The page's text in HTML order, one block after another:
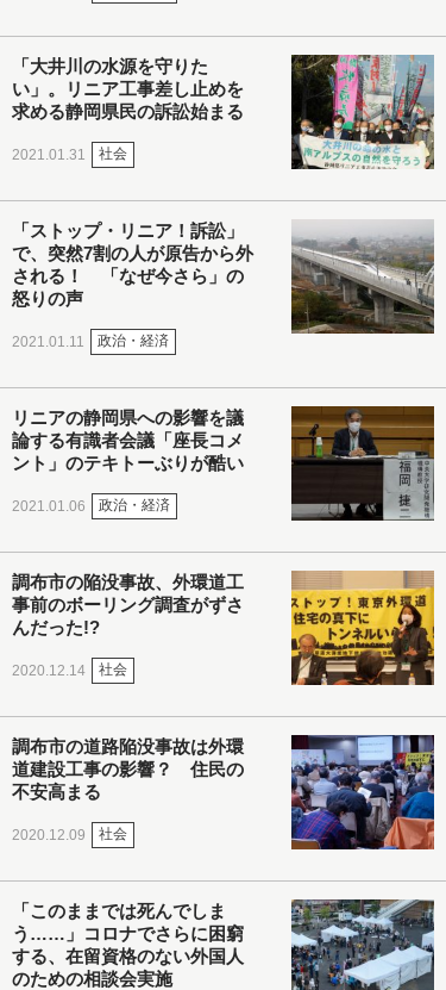
「大井川の水源を守りた
い」。リニア工事差し止めを
求める静岡県民の訴訟始まる
2021.01.31 社会
「ストップ・リニア！訴訟」
で、突然7割の人が原告から外
される！ 「なぜ今さら」の
怒りの声
2021.01.11 政治・経済
リニアの静岡県への影響を議
論する有識者会議「座長コメ
ント」のテキトーぶりが酷い
2021.01.06 政治・経済
調布市の陥没事故、外環道工
事前のボーリング調査がずさ
んだった!?
2020.12.14 社会
調布市の道路陥没事故は外環
道建設工事の影響？ 住民の
不安高まる
2020.12.09 社会
「このままでは死んでしま
う……」コロナでさらに困窮
する、在留資格のない外国人
のための相談会実施